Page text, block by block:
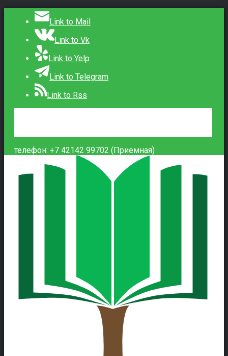
Link to Mail
Link to Vk
Link to Yelp
Link to Telegram
Link to Rss
телефон: +7 42142 99702 (Приемная)